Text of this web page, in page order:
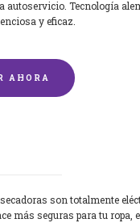
autoservicio. Tecnología
y eficaz.
AHORA
son totalmente
más seguras para tu ropa,